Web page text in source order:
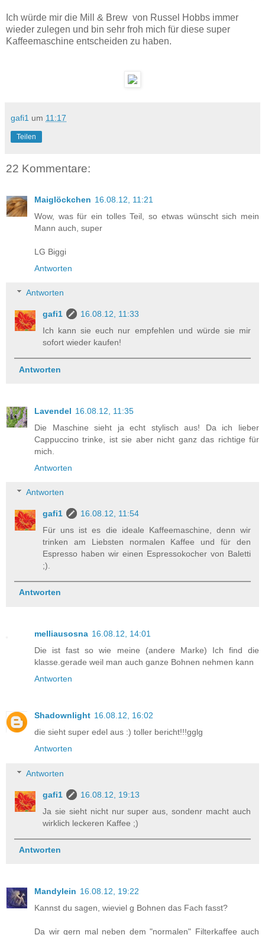
Ich würde mir die Mill & Brew von Russel Hobbs immer
wieder zulegen und bin sehr froh mich für diese super
Kaffeemaschine entscheiden zu haben.
gafi1 um 11:17
Teilen
22 Kommentare:
Maiglöckchen 16.08.12, 11:21
Wow, was für ein tolles Teil, so etwas wünscht sich mein
Mann auch, super
LG Biggi
Antworten
Antworten
gafi1
16.08.12, 11:33
Ich kann sie euch nur empfehlen und würde sie mir
sofort wieder kaufen!
Antworten
Lavendel 16.08.12, 11:35
Die Maschine sieht ja echt stylisch aus! Da ich lieber
Cappuccino trinke, ist sie aber nicht ganz das richtige für
mich.
Antworten
Antworten
gafi1
16.08.12, 11:54
Für uns ist es die ideale Kaffeemaschine, denn wir
trinken am Liebsten normalen Kaffee und für den
Espresso haben wir einen Espressokocher von Baletti
;).
Antworten
melliausosna 16.08.12, 14:01
Die ist fast so wie meine (andere Marke) Ich find die
klasse.gerade weil man auch ganze Bohnen nehmen kann
Antworten
Shadownlight 16.08.12, 16:02
die sieht super edel aus :) toller bericht!!!gglg
Antworten
Antworten
gafi1
16.08.12, 19:13
Ja sie sieht nicht nur super aus, sondenr macht auch
wirklich leckeren Kaffee ;)
Antworten
Mandylein 16.08.12, 19:22
Kannst du sagen, wieviel g Bohnen das Fach fasst?
Da wir gern mal neben dem "normalen" Filterkaffee auch